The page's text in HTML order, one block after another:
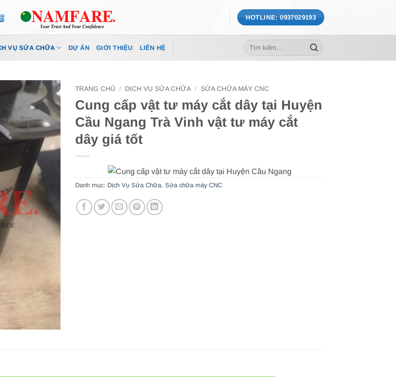
HOTLINE: 0937029193
VỤ SỬA CHỮA DỰ ÁN GIỚI THIỆU LIÊN HỆ
Tìm
kiếm:
TRANG CHỦ / DỊCH VỤ SỬA CHỮA / SỬA CHỮA MÁY CNC
Cung cấp vật tư máy cắt dây tại Huyện
Cầu Ngang Trà Vinh vật tư máy cắt
dây giá tốt
Danh mục: Dịch Vụ Sửa Chữa, Sửa chữa máy CNC